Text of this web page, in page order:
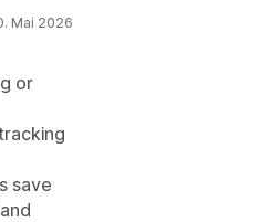
Mai 2026
or
save